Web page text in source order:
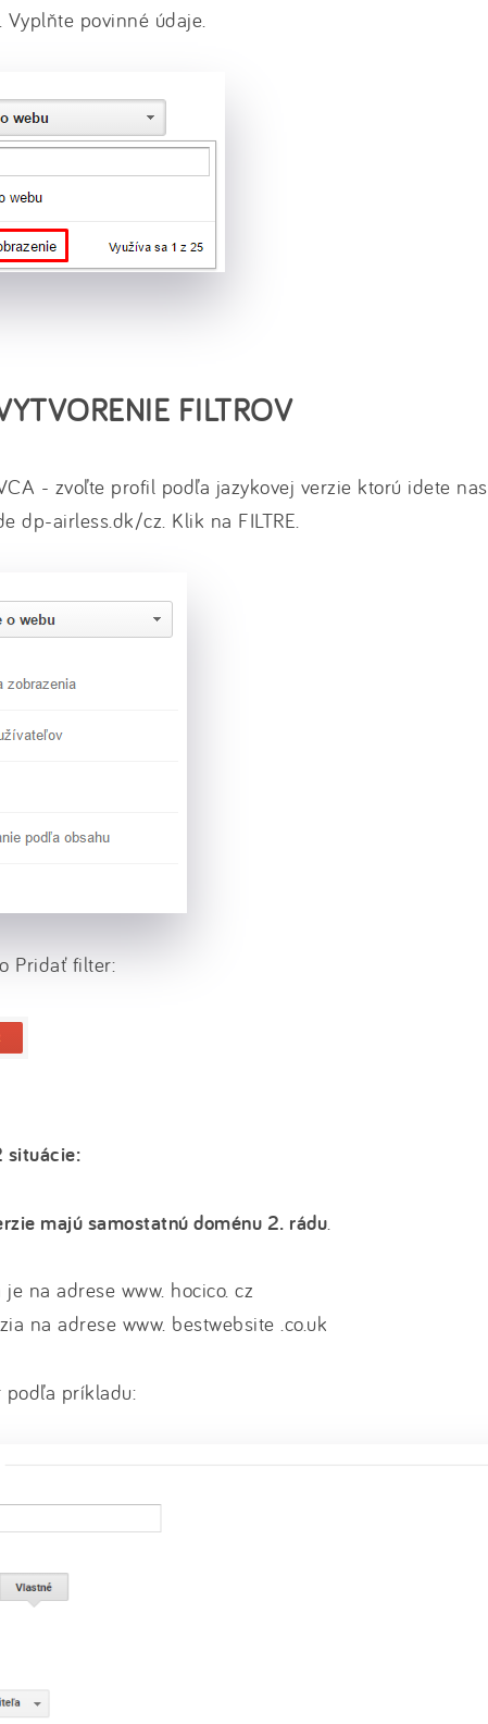
Vyplňte povinné údaje.
FILTROV
- zvoľte profil podľa jazykovej verzie ktorú idete
dp-airless.dk/cz. Klik na FILTRE.
Pridať filter:
situácie:
majú samostatnú doménu 2. rádu.
na adrese www. hocico. cz
na adrese www. bestwebsite .co.uk
podľa príkladu: